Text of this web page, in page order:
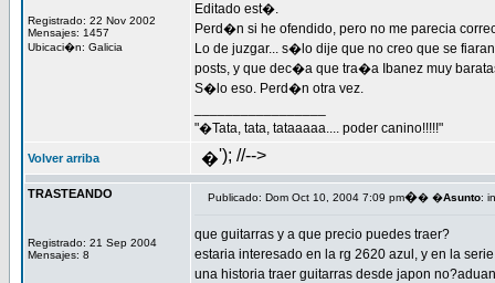
Registrado: 22 Nov 2002
Mensajes: 1457
Ubicaci�n: Galicia
Editado est�.
Perd�n si he ofendido, pero no me parecia
Lo de juzgar... s�lo dije que no creo que se
posts, y que dec�a que tra�a Ibanez muy
S�lo eso. Perd�n otra vez.
"�Tata, tata, tataaaaa.... poder canino!!!!!"
Volver arriba �'); //-->
TRASTEANDO
Registrado: 21 Sep 2004
Mensajes: 8
Publicado: Dom Oct 10, 2004 7:09 pm�� �Asunto:
que guitarras y a que precio puedes traer?
estaria interesado en la rg 2620 azul, y en la
una historia traer guitarras desde japon